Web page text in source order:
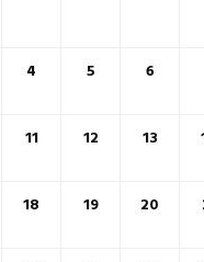
4 5 6
11 12 13
18 19 20